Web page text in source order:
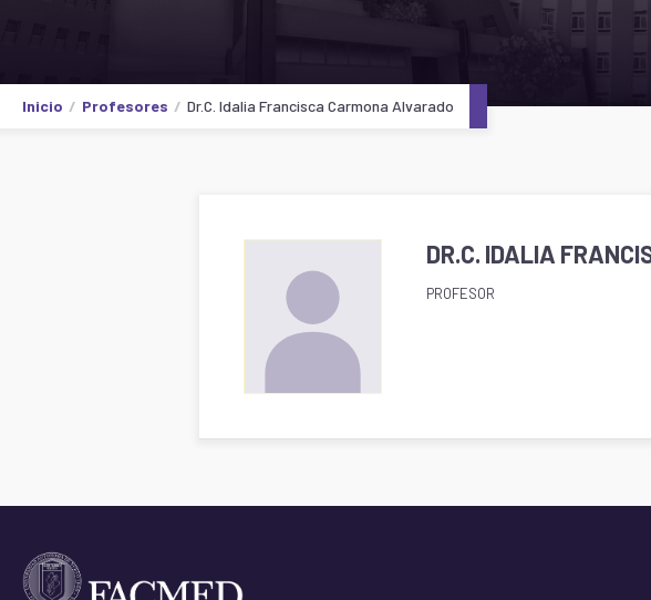
Inicio Profesores Dr.C. Idalia Francisca Carmona Alvarado
DR.C. IDALIA
PROFESOR